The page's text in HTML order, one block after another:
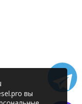
вы